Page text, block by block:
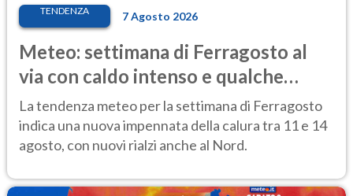
TENDENZA 7 Agosto 2026
Meteo: settimana di Ferragosto al
via con caldo intenso e qualche
temporale
La tendenza meteo per la settimana di Ferragosto
indica una nuova impennata della calura tra 11 e 14
agosto, con nuovi rialzi anche al Nord.